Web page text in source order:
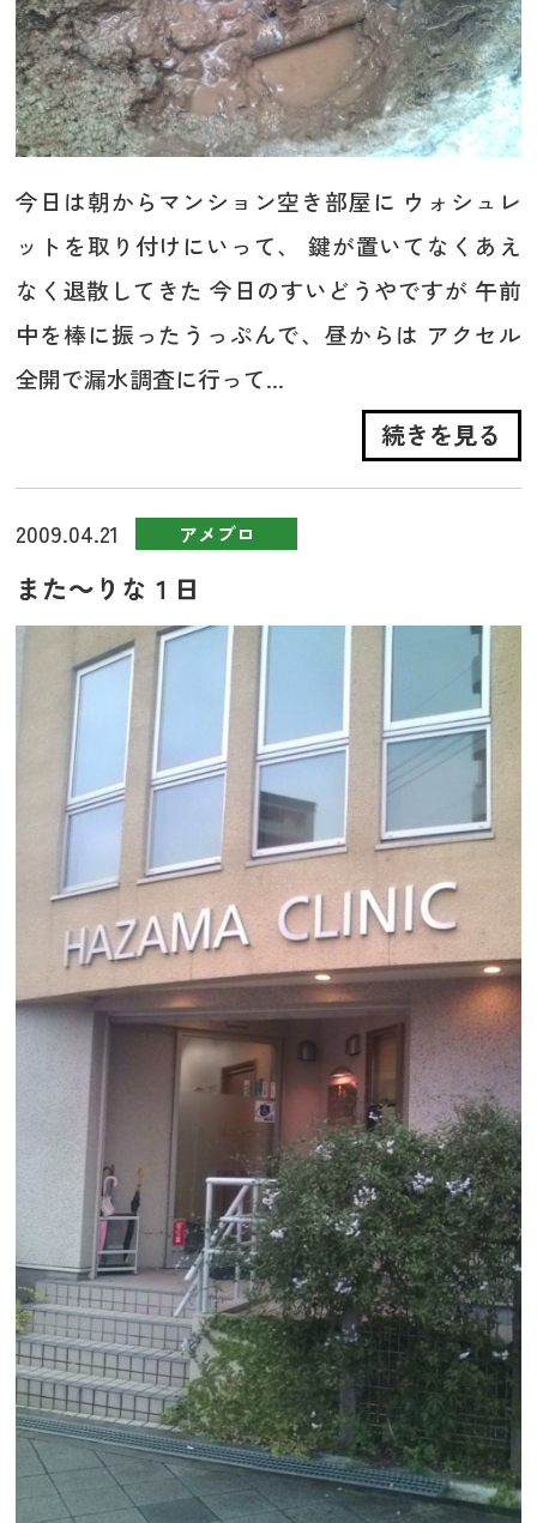
今日は朝からマンション空き部屋に ウォシュレ
ットを取り付けにいって、 鍵が置いてなくあえ
なく退散してきた 今日のすいどうやですが 午前
中を棒に振ったうっぷんで、昼からは アクセル
全開で漏水調査に行って...
続きを見る
2009.04.21 アメブロ
また～りな１日